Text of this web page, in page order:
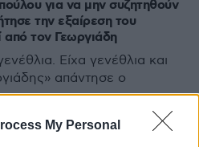
My Personal
για να μην συζητηθούν
την εξαίρεση του
από τον Γεωργιάδη
Είχα γενέθλια και
απάντησε ο